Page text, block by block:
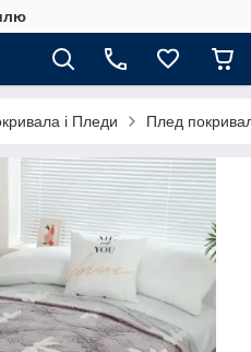
і Пледи Плед